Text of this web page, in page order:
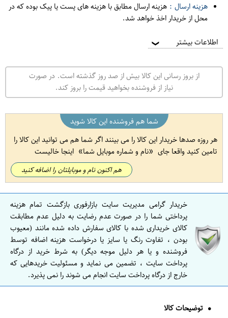
هزینه ارسال : هزینه ارسال مطابق با هزینه های پست یا پیک بوده که در
محل از خریدار اخذ خواهد شد.
اطلاعات بیشتر ❯
از بروز رسانی این کالا بیش از صد روز گذشته است. در صورت
نیاز از فروشنده بخواهید قیمت را بروز کند.
شما هم فروشنده این کالا شوید
هر روزه صدها خریدار این کالا را می بینند اگر شما هم می توانید این کالا را
تامین کنید واقعا جای
نام و شماره موبایل شما اینجا خالیست
هم اکنون نام و موبایلتان را اضافه کنید
خریدار گرامی مدیریت سایت بازارفوری بازگشت تمام هزینه
پرداختی شما را در صورت عدم رضایت به دلیل عدم مطابقت
کالای خریداری شده با کالای سفارش داده شده مانند (معیوب
بودن ، تفاوت رنگ یا سایز یا درخواست هزینه اضافه توسط
فروشنده و یا هر دلیل موجه دیگر) به شرط خرید از درگاه
پرداخت سایت ، تضمین می نماید و مسئولیت خریدهایی که
خارج از درگاه پرداخت سایت انجام می شوند را نمی پذیرد.
توضیحات کالا